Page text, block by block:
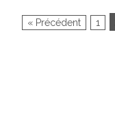
« Précédent 1